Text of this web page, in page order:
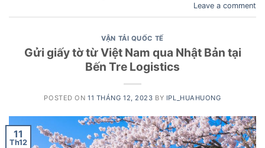
Leave a comment
VẬN TẢI QUỐC TẾ
Gửi giấy tờ từ Việt Nam qua Nhật Bản tại
Bến Tre Logistics
POSTED ON11 THÁNG 12, 2023 BY IPL_HUAHUONG
11
Th12